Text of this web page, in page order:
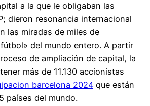
a la que le obligaban las
dieron resonancia internacional
las miradas de miles de
del mundo entero. A partir
de ampliación de capital, la
más de 11.130 accionistas
barcelona 2024 que están
países del mundo.